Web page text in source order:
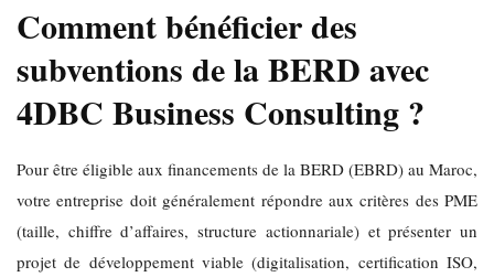
Comment bénéficier des
subventions de la BERD avec
4DBC Business Consulting ?
Pour être éligible aux financements de la BERD (EBRD) au Maroc,
votre entreprise doit généralement répondre aux critères des PME
(taille, chiffre d’affaires, structure actionnariale) et présenter un
projet de développement viable (digitalisation, certification ISO,